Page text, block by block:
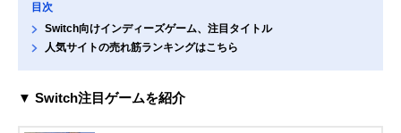
目次
Switch向けインディーズゲーム、注目タイトル
人気サイトの売れ筋ランキングはこちら
▼ Switch注目ゲームを紹介